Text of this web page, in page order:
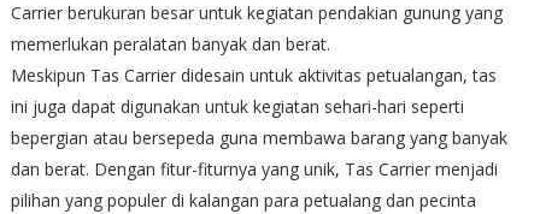
Carrier berukuran besar untuk kegiatan pendakian gunung yang
memerlukan peralatan banyak dan berat.
Meskipun Tas Carrier didesain untuk aktivitas petualangan, tas
ini juga dapat digunakan untuk kegiatan sehari-hari seperti
bepergian atau bersepeda guna membawa barang yang banyak
dan berat. Dengan fitur-fiturnya yang unik, Tas Carrier menjadi
pilihan yang populer di kalangan para petualang dan pecinta